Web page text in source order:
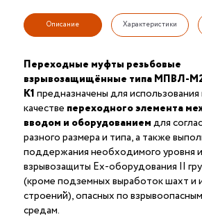
Описание Характеристики
Переходные муфты резьбовые
взрывозащищённые типа МПВЛ-
К1предназначены для использования
качестве переходного элемента
вводом и оборудованиемдля
разного размера и типа, а также
поддержания необходимого уровня
взрывозащиты Ex-оборудования II
(кроме подземных выработок шахт и
строений), опасных по
средам.